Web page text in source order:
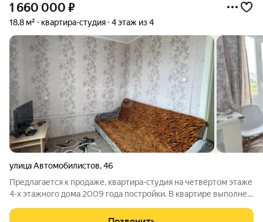
1 660 000 ₽
18,8 м² квартира-студия 4 этаж из 4
улица Автомобилистов,46
Предлагается к продаже, квартира-студия на четвёртом этаже
4-х этажного дома 2009 года постройки. В квартире выполнен
договорённости. Совмещённый санузел, установлены